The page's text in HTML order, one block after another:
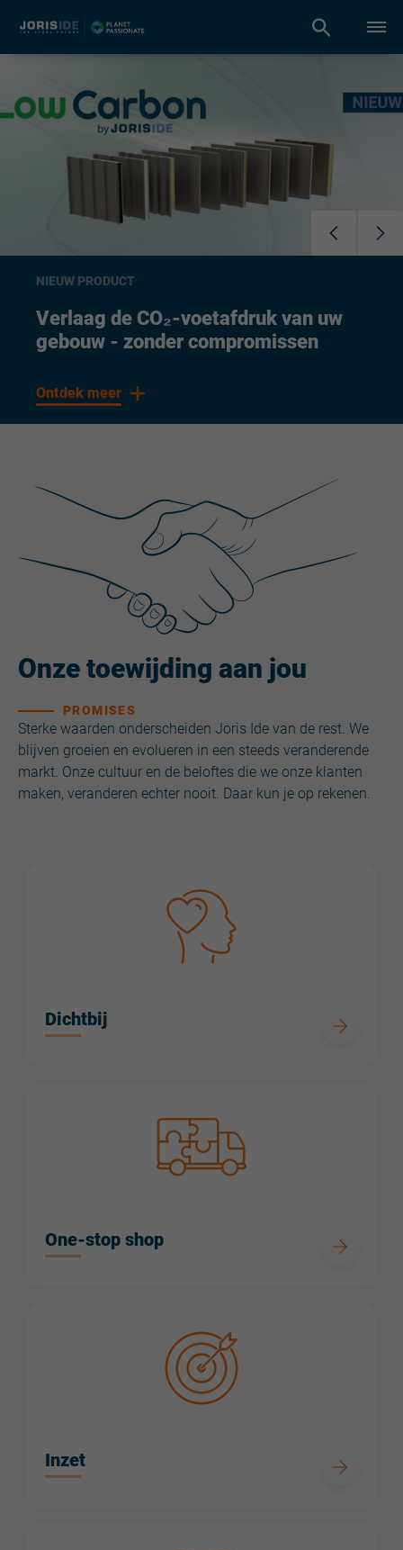
Verlaag de CO₂-voetafdruk van uw
gebouw - zonder compromissen
NIEUW PRODUCT
Ontdek meer
Onze toewijding aan jou
PROMISES
Sterke waarden onderscheiden Joris Ide van de rest. We
blijven groeien en evolueren in een steeds veranderende
markt. Onze cultuur en de beloftes die we onze klanten
maken, veranderen echter nooit. Daar kun je op rekenen.
Dichtbij
One-stop shop
Inzet